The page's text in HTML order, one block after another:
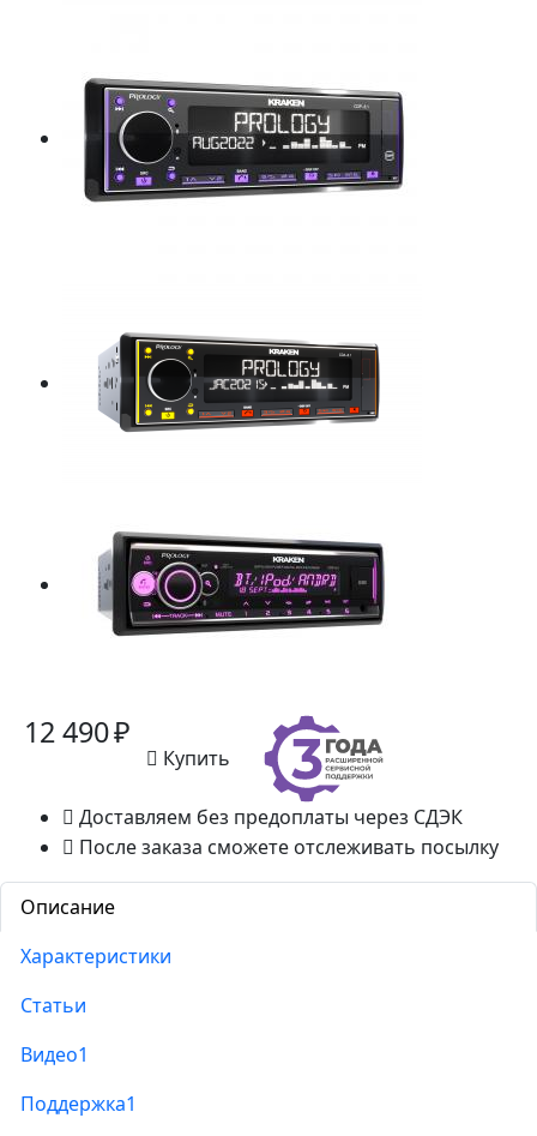
12 490 ₽
Купить
Доставляем без предоплаты через СДЭК
После заказа сможете отслеживать посылку
Описание
Характеристики
Статьи
Видео1
Поддержка1